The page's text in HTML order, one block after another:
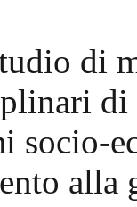
di
socio-
alla